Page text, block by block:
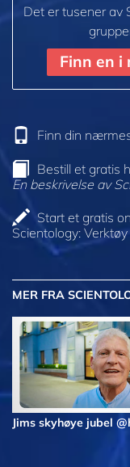
Det er tusener av
Finn en
Finn din
Bestill et gratis
En beskrivelse av
Start et gratis
Scientology:
MER FRA
Jims skyhøye jubel